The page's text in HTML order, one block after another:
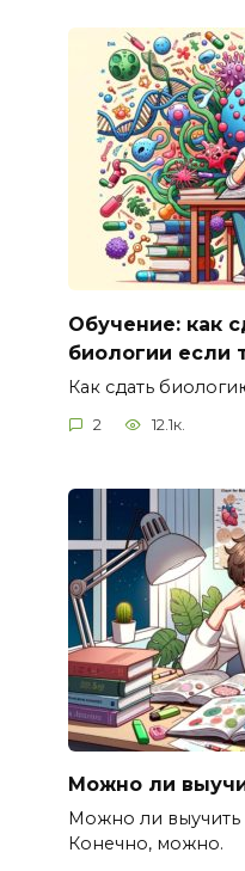
Обучение: как
биологии если
Как сдать
2 12.1к.
Можно ли
Можно ли выучить
Конечно, можно.